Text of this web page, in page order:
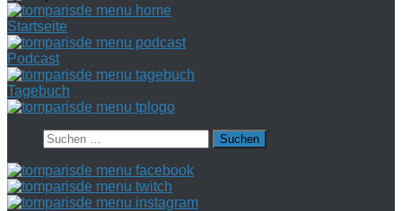
Startseite
Podcast
Tagebuch
Suchen
nach: